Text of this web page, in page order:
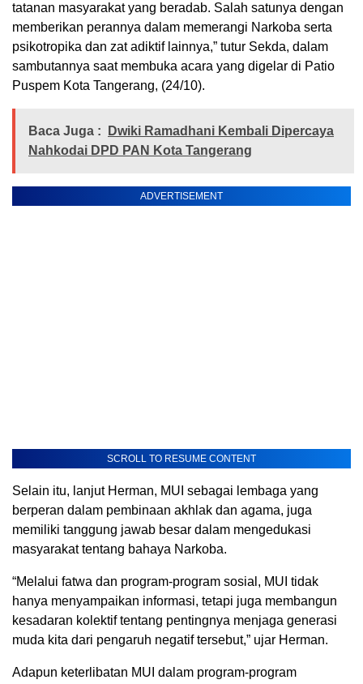
tatanan masyarakat yang beradab. Salah satunya dengan
memberikan perannya dalam memerangi Narkoba serta
psikotropika dan zat adiktif lainnya,” tutur Sekda, dalam
sambutannya saat membuka acara yang digelar di Patio
Puspem Kota Tangerang, (24/10).
Baca Juga :
Dwiki Ramadhani Kembali Dipercaya
Nahkodai DPD PAN Kota Tangerang
ADVERTISEMENT
SCROLL TO RESUME CONTENT
Selain itu, lanjut Herman, MUI sebagai lembaga yang
berperan dalam pembinaan akhlak dan agama, juga
memiliki tanggung jawab besar dalam mengedukasi
masyarakat tentang bahaya Narkoba.
“Melalui fatwa dan program-program sosial, MUI tidak
hanya menyampaikan informasi, tetapi juga membangun
kesadaran kolektif tentang pentingnya menjaga generasi
muda kita dari pengaruh negatif tersebut,” ujar Herman.
Adapun keterlibatan MUI dalam program-program